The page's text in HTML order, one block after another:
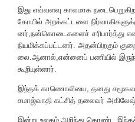
இது எவ்​வளவு கால​மாக
கோயில் அறக்​கட்​டளை
னர்,நன்​கொடைகளைச் சரிபார்த்து
நியமிக்​கப்​பட்​டனர். அதன்பிறகும்
லை.ஆனால்,என்​னைப் பணி​யில்
கூறி​யுள்​ளார்.
இந்தக் காணொலியை, தனது
சமாஜ்​வாதி கட்சித் தலைவர் அகிலேஷ்
இன்று உலகம் அறிந்து கொண்ட